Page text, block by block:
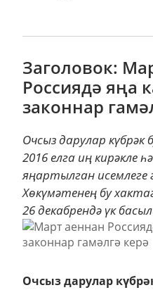
Заголовок:
Россиядә яңа
законнар
Очсыз дарулар
2016 елга иң кирәкле
яңартылган исемлеге
Хөкүмәтенең бу
26 декабрендә үк
Очсыз дарулар